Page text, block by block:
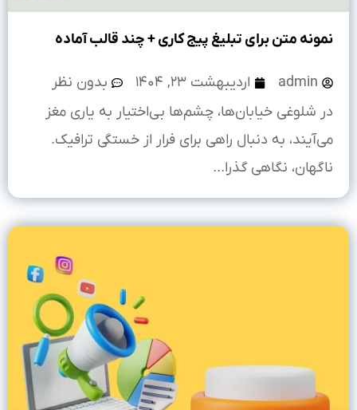
نمونه متن برای تبلیغ پیج کاری + چند قالب آماده
admin اردیبهشت ۲۳, ۱۴۰۴
بدون نظر
در شلوغی خیابان‌ها، چشم‌ها بی‌اختیار به یاری مغز
می‌آیند، به دنبال راهی برای فرار از خستگی ترافیک.
ناگهان، نگاهی گذرا...